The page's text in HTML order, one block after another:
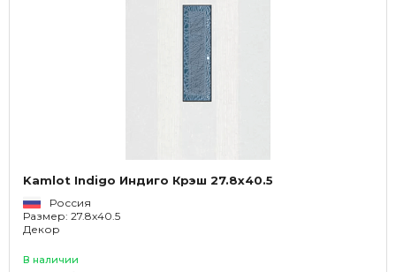
Kamlot Indigo Индиго Крэш 27.8x40.5
Россия
Размер: 27.8x40.5
Декор
В наличии